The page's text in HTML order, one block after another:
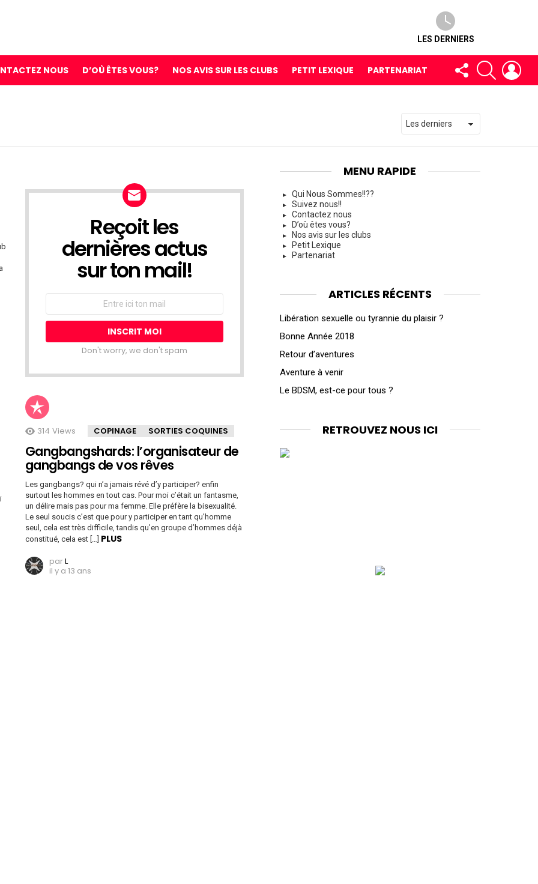
LES DERNIERS
NOUS D’OÙ ÊTES VOUS? NOS AVIS SUR LES CLUBS PETIT LEXIQUE PARTENARIAT
FOLLOW
US
NEWSLETTERReçoit les
dernières actus
sur ton mail!
Adresse
Don't worry, we don't spam
314 Views COPINAGE SORTIES COQUINES
Gangbangshards: l’organisateur de
gangbangs de vos rêves
Les gangbangs? qui n’a jamais révé d’y participer? enfin
surtout les hommes en tout cas. Pour moi c’était un fantasme,
un délire mais pas pour ma femme. Elle préfère la bisexualité.
Le seul soucis c’est que pour y participer en tant qu’homme
seul, cela est très difficile, tandis qu’en groupe d’hommes déjà
constitué, cela est […] PLUS
parL
il y a 13 ans
MENU RAPIDE
Qui Nous Sommes!!??
Suivez nous!!
Contactez nous
D’où êtes vous?
Nos avis sur les clubs
Petit Lexique
Partenariat
ARTICLES RÉCENTS
Libération sexuelle ou tyrannie du plaisir ?
Bonne Année 2018
Retour d’aventures
Aventure à venir
Le BDSM, est-ce pour tous ?
RETROUVEZ NOUS ICI